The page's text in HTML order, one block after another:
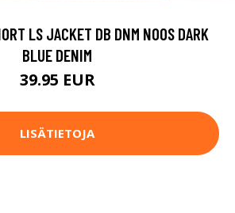
LS JACKET DB DNM NOOS DARK
BLUE DENIM
39.95 EUR
LISÄTIETOJA